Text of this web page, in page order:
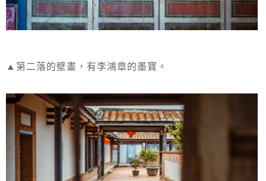
▲第二落的壁畫，有李鴻章的墨寶。